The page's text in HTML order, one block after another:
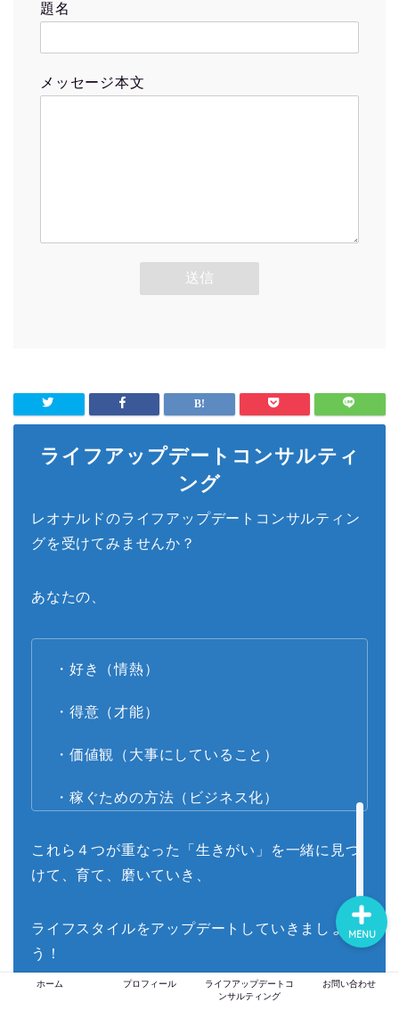
題名
メッセージ本文
ライフアップデートコンサルティ
ング
レオナルドのライフアップデートコンサルティン
グを受けてみませんか？
あなたの、
・好き（情熱）
・得意（才能）
・価値観（大事にしていること）
・稼ぐための方法（ビジネス化）
これら４つが重なった「生きがい」を一緒に見つ
けて、育て、磨いていき、
ライフスタイルをアップデートしていきましょ
う！
ホーム プロフィール
ライフアップデートコ
ンサルティング
お問い合わせ
MENU
ライフアップデートコン